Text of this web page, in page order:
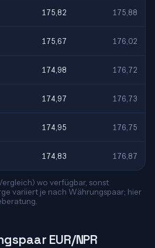
175,82 175,88
175,67 176,02
174,98 176,72
174,97 176,73
174,95 176,75
174,83 176,87
wo verfügbar, sonst
variiert je nach Währungspaar; hier
EUR/NPR